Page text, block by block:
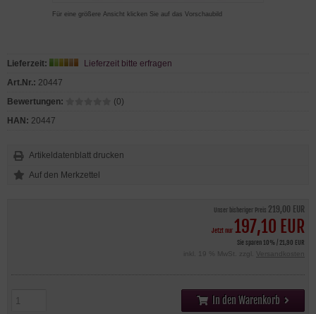
Für eine größere Ansicht klicken Sie auf das Vorschaubild
Unser bisheriger Preis 219,00 EUR
Jetzt nur197,10 EUR
Sie sparen 10% / 21,90 EUR
inkl. 19 % MwSt. zzgl.
Versandkosten
In den Warenkorb
Lieferzeit:
Lieferzeit bitte erfragen
Art.Nr.: 20447
Bewertungen:
(0)
HAN: 20447
Artikeldatenblatt drucken